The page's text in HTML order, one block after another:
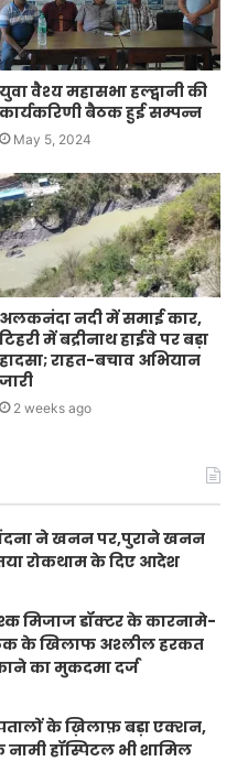
युवा वैश्य महासभा हल्द्वानी की
कार्यकरिणी बैठक हुई सम्पन्न
May 5, 2024
अलकनंदा नदी में समाई कार,
टिहरी में बद्रीनाथ हाईवे पर बड़ा
हादसा; राहत-बचाव अभियान
जारी
2 weeks ago
ने खनन पर,पुराने खनन
रोकथाम के दिए आदेश
मिजाज डॉक्टर के कारनामे-
के खिलाफ अश्लील हरकत
का मुकदमा दर्ज
के ख़िलाफ़ बड़ा एक्शन,
नामी हॉस्पिटल भी शामिल